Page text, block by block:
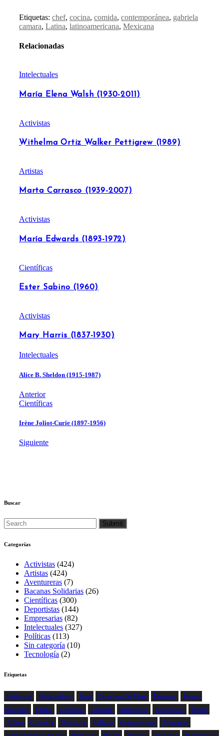
Etiquetas: chef, cocina, comida, contemporánea, gabriela
camara, Latina, latinoamericana, Mexicana
Relacionadas
Intelectuales
María Elena Walsh (1930-2011)
Activistas
Withelma Ortiz Walker Pettigrew (1989)
Artistas
Marta Carrasco (1939-2007)
Activistas
María Edwards (1893-1972)
Científicas
Ester Sabino (1960)
Activistas
Mary Harris (1837-1930)
Intelectuales
Alice B. Sheldon (1915-1987)
Anterior
Científicas
Irène Joliot-Curie (1897-1956)
Siguiente
Buscar
Categorías
Activistas (424)
Artistas (424)
Aventureras (7)
Bacanas Solidarias (26)
Científicas (300)
Deportistas (144)
Empresarias (82)
Intelectuales (327)
Políticas (113)
Sin categoría (10)
Tecnología (2)
Etiquetas
Bailarina Historiadora Perú Directora De Cine Docente
Premio
Nacional
China Lesbiana Filósofa Arquitecta Educacion
Japón
Atleta
Cineasta Directora Italiana Compositora
Alemania